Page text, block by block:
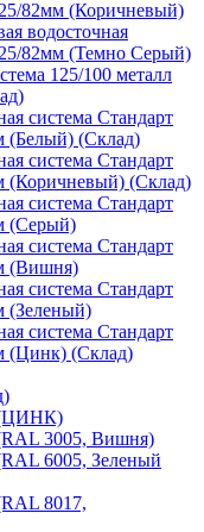
82мм (Коричневый)
водосточная
82мм (Темно Серый)
125/100 металл
система Стандарт
(Белый) (Склад)
система Стандарт
(Коричневый) (Склад)
система Стандарт
(Серый)
система Стандарт
(Вишня)
система Стандарт
(Зеленый)
система Стандарт
(Цинк) (Склад)
(ЦИНК)
3005, Вишня)
6005, Зеленый
8017,